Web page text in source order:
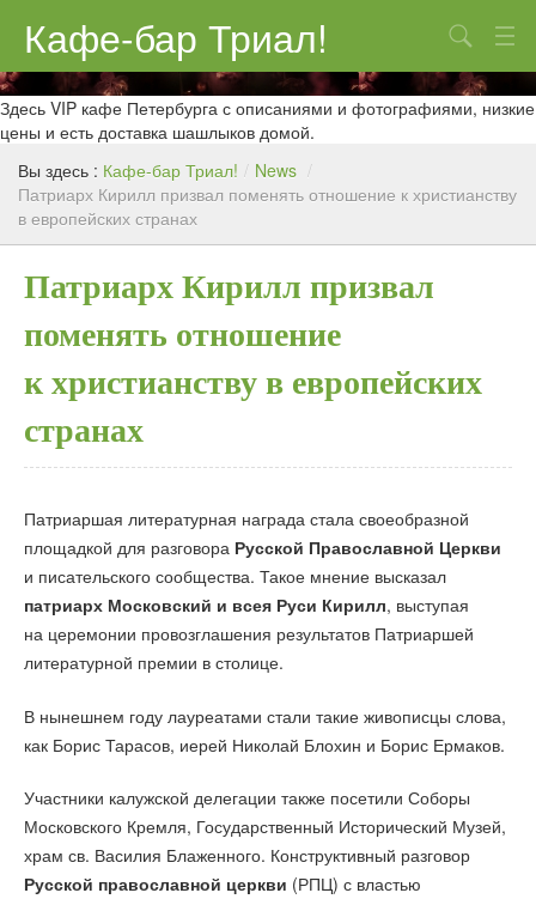
Кафе-бар Триал!
О нас
Меню
Контакты
Реклама
Поиск
Здесь VIP кафе Петербурга с описаниями и фотографиями, низкие
цены и есть доставка шашлыков домой.
Вы здесь : Кафе-бар Триал! / News /
Патриарх Кирилл призвал поменять отношение к христианству
в европейских странах
Патриарх Кирилл призвал
поменять отношение
к христианству в европейских
странах
Патриаршая литературная награда стала своеобразной
площадкой для разговора Русской Православной Церкви
и писательского сообщества. Такое мнение высказал
патриарх Московский и всея Руси Кирилл, выступая
на церемонии провозглашения результатов Патриаршей
литературной премии в столице.
В нынешнем году лауреатами стали такие живописцы слова,
как Борис Тарасов, иерей Николай Блохин и Борис Ермаков.
Участники калужской делегации также посетили Соборы
Московского Кремля, Государственный Исторический Музей,
храм св. Василия Блаженного. Конструктивный разговор
Русской православной церкви (РПЦ) с властью